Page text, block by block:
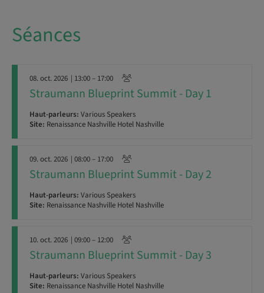
Séances
08. oct. 2026 | 13:00 – 17:00
Straumann Blueprint Summit - Day 1
Haut-parleurs: Various Speakers
Site: Renaissance Nashville Hotel Nashville
09. oct. 2026 | 08:00 – 17:00
Straumann Blueprint Summit - Day 2
Haut-parleurs: Various Speakers
Site: Renaissance Nashville Hotel Nashville
10. oct. 2026 | 09:00 – 12:00
Straumann Blueprint Summit - Day 3
Haut-parleurs: Various Speakers
Site: Renaissance Nashville Hotel Nashville